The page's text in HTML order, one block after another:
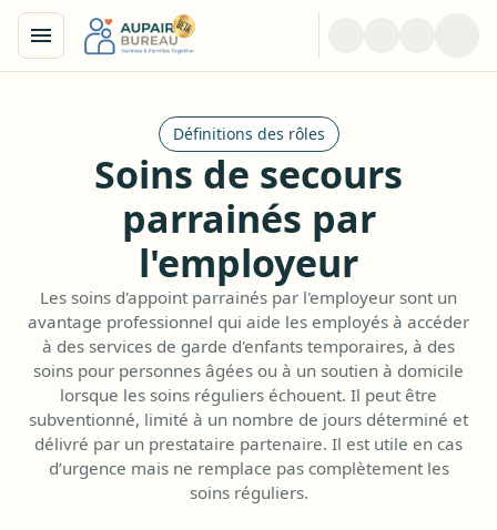
Définitions des rôles
Soins de secours
parrainés par
l'employeur
Les soins d'appoint parrainés par l'employeur sont un
avantage professionnel qui aide les employés à accéder
à des services de garde d'enfants temporaires, à des
soins pour personnes âgées ou à un soutien à domicile
lorsque les soins réguliers échouent. Il peut être
subventionné, limité à un nombre de jours déterminé et
délivré par un prestataire partenaire. Il est utile en cas
d’urgence mais ne remplace pas complètement les
soins réguliers.